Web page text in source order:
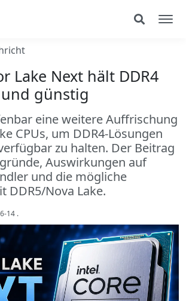
Lake Next hält DDR4
günstig
eine weitere Auffrischung
CPUs, um DDR4-Lösungen
zu halten. Der Beitrag
Auswirkungen auf
und die mögliche
DDR5/Nova Lake.
14 .